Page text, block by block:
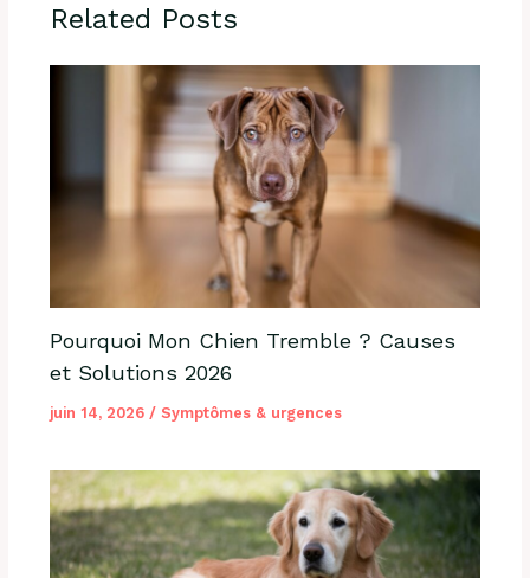
Related Posts
Pourquoi Mon Chien Tremble ? Causes
et Solutions 2026
juin 14, 2026 / Symptômes & urgences